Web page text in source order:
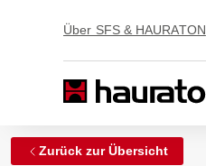
Über SFS & HAURATON
Zurück zur Übersicht